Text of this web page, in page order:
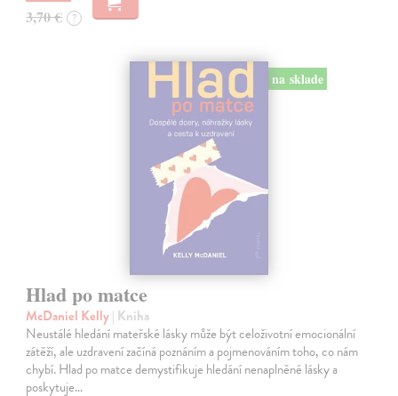
3,70 € ?
na sklade
Hlad po matce
McDaniel Kelly| Kniha
Neustálé hledání mateřské lásky může být celoživotní emocionální
zátěží, ale uzdravení začíná poznáním a pojmenováním toho, co nám
chybí. Hlad po matce demystifikuje hledání nenaplněné lásky a
poskytuje…